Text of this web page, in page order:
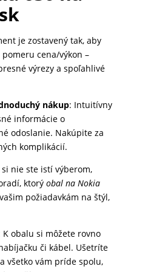
je zostavený tak, aby
cena/výkon –
výrezy a spoľahlivé
nákup: Intuitívny
informácie o
odoslanie. Nakúpite za
komplikácií.
si nie ste istí výberom,
ktorý obal na Nokia
požiadavkám na štýl,
K obalu si môžete rovno
či kábel. Ušetríte
všetko vám príde spolu,